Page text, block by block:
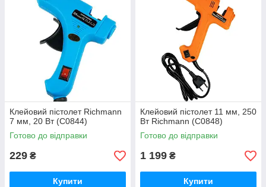
Клейовий пістолет Richmann
7 мм, 20 Вт (C0844)
Готово до відправки
229 ₴
Купити
Клейовий пістолет 11 мм, 250
Вт Richmann (C0848)
Готово до відправки
1 199 ₴
Купити